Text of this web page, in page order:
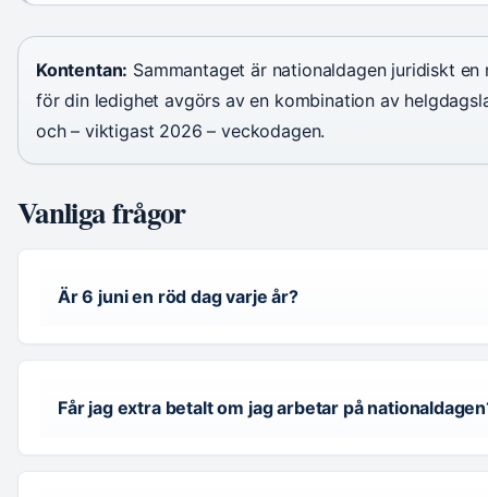
Kontentan: Sammantaget är nationaldagen juridiskt
för din ledighet avgörs av en kombination av
och – viktigast 2026 – veckodagen.
Vanliga frågor
Är 6 juni en röd dag varje år?
Får jag extra betalt om jag arbetar på